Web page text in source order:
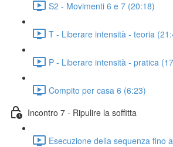
S2 - Movimenti 6 e 7 (20:18)
T - Liberare intensità - teoria
P - Liberare intensità - pratica
Compito per casa 6 (6:23)
Incontro 7 - Ripulire la soffitta
Esecuzione della sequenza fino